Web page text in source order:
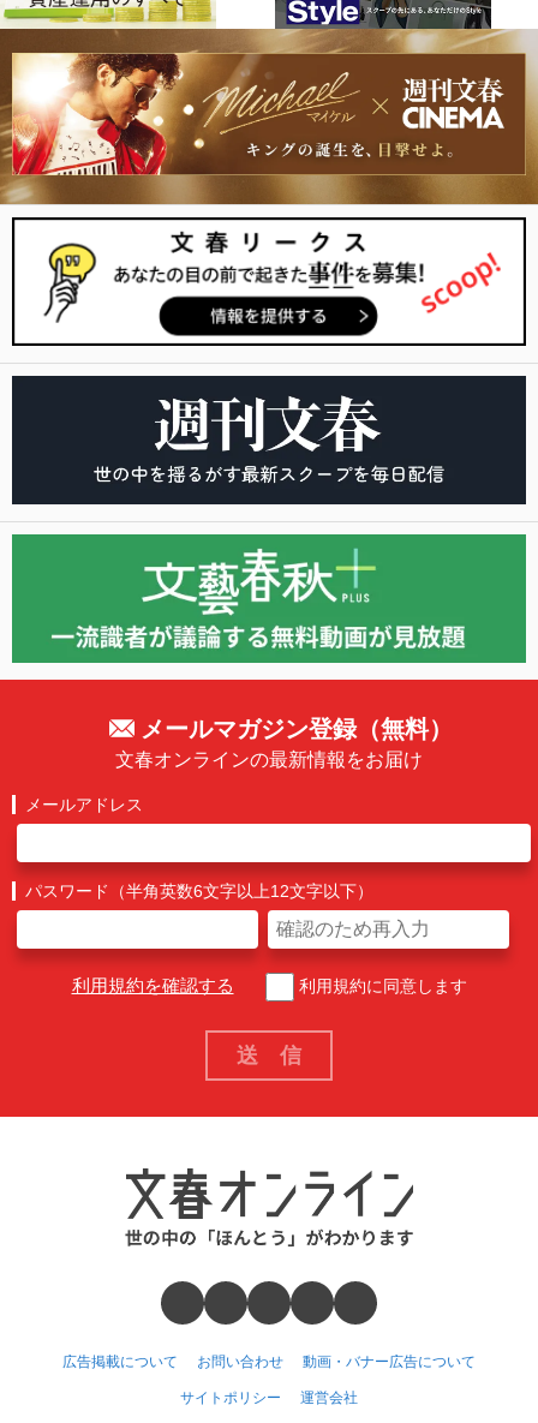
メールマガジン登録（無料）
文春オンラインの最新情報をお届け
メールアドレス
パスワード（半角英数6文字以上12文字以下）
利用規約を確認する 利用規約に同意します
広告掲載について お問い合わせ 動画・バナー広告について
サイトポリシー 運営会社